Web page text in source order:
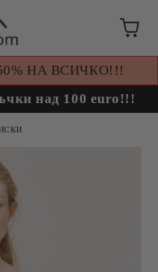
НА ВСИЧКО!!!
над 100 euro!!!